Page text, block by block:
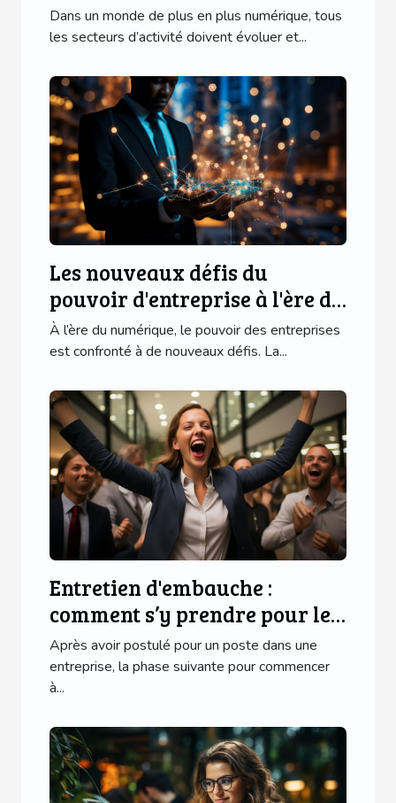
Dans un monde de plus en plus numérique, tous
les secteurs d’activité doivent évoluer et...
Les nouveaux défis du
pouvoir d'entreprise à l'ère du
numérique
À l’ère du numérique, le pouvoir des entreprises
est confronté à de nouveaux défis. La...
Entretien d'embauche :
comment s’y prendre pour le
réussir brillamment ?
Après avoir postulé pour un poste dans une
entreprise, la phase suivante pour commencer
à...